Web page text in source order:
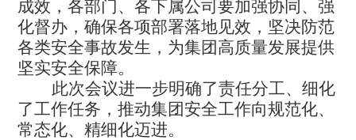
成效，各部门、各下属公司要加强协同、强
化督办，确保各项部署落地见效，坚决防范
各类安全事故发生，为集团高质量发展提供
坚实安全保障。
此次会议进一步明确了责任分工、细化
了工作任务，推动集团安全工作向规范化、
常态化、精细化迈进。